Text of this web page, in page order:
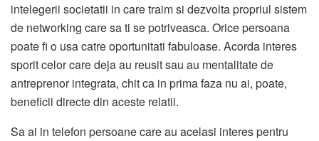
intelegerii societatii in care traim si dezvolta propriul sistem
de networking care sa ti se potriveasca. Orice persoana
poate fi o usa catre oportunitati fabuloase. Acorda interes
sporit celor care deja au reusit sau au mentalitate de
antreprenor integrata, chit ca in prima faza nu ai, poate,
beneficii directe din aceste relatii.
Sa ai in telefon persoane care au acelasi interes pentru